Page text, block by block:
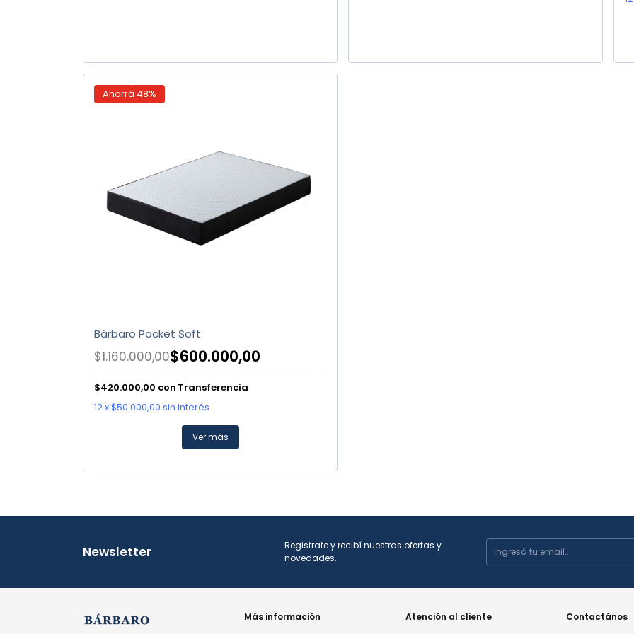
Ahorrá 48%
Bárbaro Pocket Soft
$600.000,00
$1.160.000,00
$420.000,00 con Transferencia
12x$50.000,00 sin interés
Ver más
Newsletter
Registrate y recibí nuestras ofertas y
novedades.
Más información
Atención al cliente
Contactános